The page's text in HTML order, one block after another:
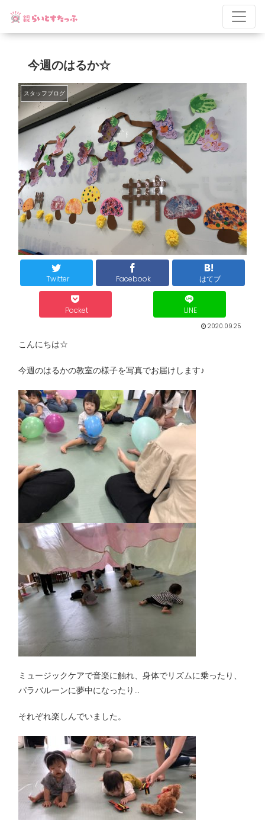
今週のはるか☆
スタッフブログ
Twitter Facebook はてブ
Pocket LINE
2020.09.25
こんにちは☆
今週のはるかの教室の様子を写真でお届けします♪
ミュージックケアで音楽に触れ、身体でリズムに乗ったり、
パラバルーンに夢中になったり…
それぞれ楽しんでいました。